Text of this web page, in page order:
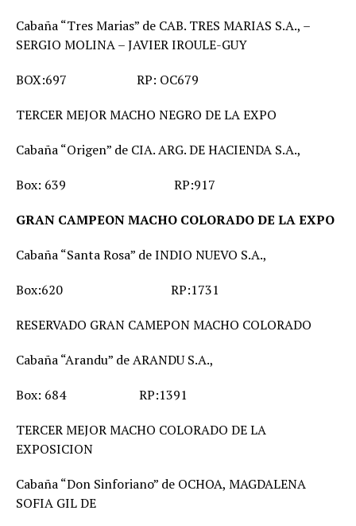
Cabaña “Tres Marias” de CAB. TRES MARIAS S.A., –
SERGIO MOLINA – JAVIER IROULE-GUY
BOX:697 RP: OC679
TERCER MEJOR MACHO NEGRO DE LA EXPO
Cabaña “Origen” de CIA. ARG. DE HACIENDA S.A.,
Box: 639 RP:917
GRAN CAMPEON MACHO COLORADO DE LA EXPO
Cabaña “Santa Rosa” de INDIO NUEVO S.A.,
Box:620 RP:1731
RESERVADO GRAN CAMEPON MACHO COLORADO
Cabaña “Arandu” de ARANDU S.A.,
Box: 684 RP:1391
TERCER MEJOR MACHO COLORADO DE LA
EXPOSICION
Cabaña “Don Sinforiano” de OCHOA, MAGDALENA
SOFIA GIL DE